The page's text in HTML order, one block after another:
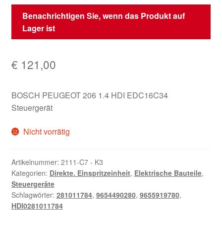
Benachrichtigen Sie, wenn das Produkt auf
Lager ist
€ 121,00
BOSCH PEUGEOT 206 1.4 HDI EDC16C34
Steuergerät
Nicht vorrätig
Artikelnummer: 2111-C7 - K3
Kategorien: Direkte. Einspritzeinheit, Elektrische Bauteile,
Steuergeräte
Schlagwörter: 281011784, 9654490280, 9655919780,
HDI0281011784